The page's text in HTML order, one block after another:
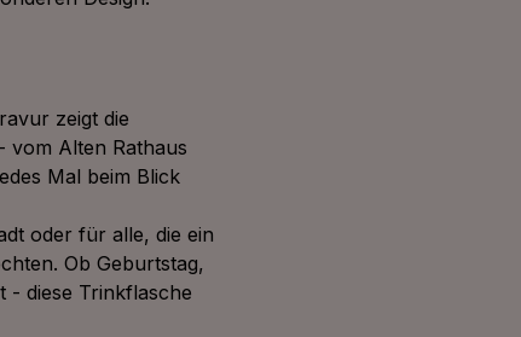
zeigt die
vom Alten Rathaus
Mal beim Blick
oder für alle, die ein
Ob Geburtstag,
- diese Trinkflasche